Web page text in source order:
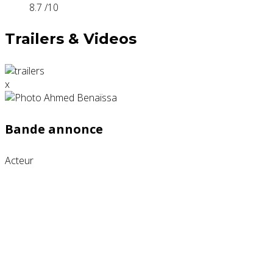
8.7 /10
Trailers & Videos
x
Bande annonce
Acteur